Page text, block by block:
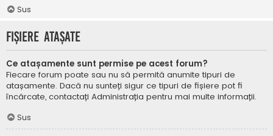
Sus
Fișiere atașate
Ce atașamente sunt permise pe acest forum?
Fiecare forum poate sau nu să permită anumite tipuri de
atașamente. Dacă nu sunteți sigur ce tipuri de fișiere pot fi
încărcate, contactați Administrația pentru mai multe informații.
Sus